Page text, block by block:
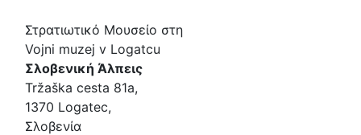
Στρατιωτικό Μουσείο στη
Vojni muzej v Logatcu
Σλοβενική Άλπεις
Tržaška cesta 81a,
1370 Logatec,
Σλοβενία